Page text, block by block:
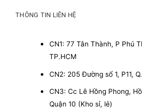
THÔNG TIN LIÊN HỆ
CN1: 77 Tân Thành, P Phú
TP.HCM
CN2: 205 Đường số 1, P11,
CN3: Cc Lê Hồng Phong,
Quận 10 (Kho sỉ, lẻ)